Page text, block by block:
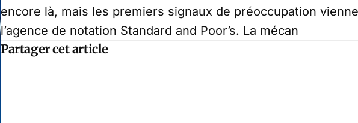
encore là, mais les premiers signaux de préoccupation
l’agence de notation Standard and Poor’s. La mécan
Partager cet article